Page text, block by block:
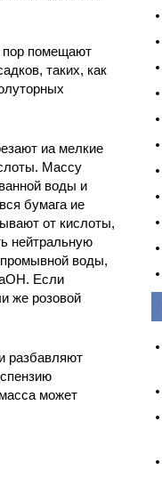
пор помещают
таких, как
иа мелкие
Массу
воды и
бумага ие
от кислоты,
нейтральную
воды,
Если
же розовой
разбавляют
может